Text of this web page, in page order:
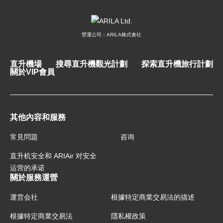
營運公司：ARILA株式會社
直升機場 搜尋直升機觀光計劃
探索直升機旅行計劃
關於VIP會員
其他內容和服務
常見問題 咨询
直升机安全和 ARIAir 对安全
运营的承诺
關於服務運營
運営会社 根據特定商業交易法的描述
根據特定商業交易法 隱私權政策